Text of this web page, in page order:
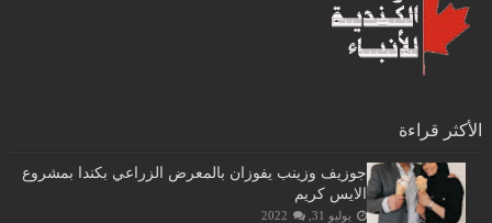
الأكثر قراءة
جوزيف وزينب يفوزان بالمعرض الزراعي بكندا بمشروع
الايس كريم
يوليو 31, 2022